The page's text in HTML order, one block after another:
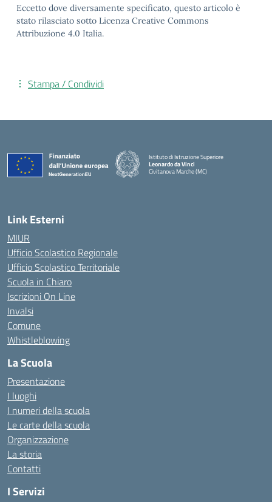
Eccetto dove diversamente specificato, questo articolo è
stato rilasciato sotto Licenza Creative Commons
Attribuzione 4.0 Italia.
Stampa / Condividi
Istituto di Istruzione Superiore
Leonardo da Vinci
Civitanova Marche (MC)
Link Esterni
MIUR
Ufficio Scolastico Regionale
Ufficio Scolastico Territoriale
Scuola in Chiaro
Iscrizioni On Line
Invalsi
Comune
Whistleblowing
La Scuola
Presentazione
I luoghi
I numeri della scuola
Le carte della scuola
Organizzazione
La storia
Contatti
I Servizi